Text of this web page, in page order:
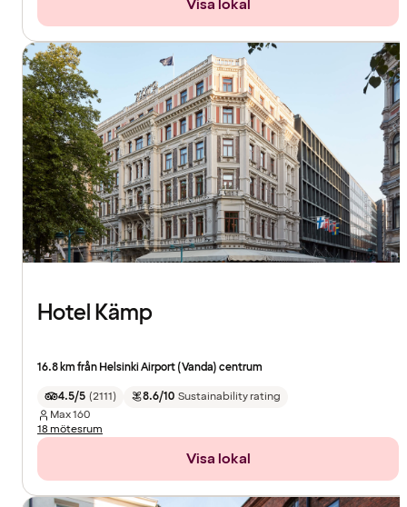
Visa lokal
Hotel Kämp
16.8 km från Helsinki Airport (Vanda) centrum
4.5/5 (2111) 8.6/10 Sustainability rating
Max160
18 mötesrum
Visa lokal